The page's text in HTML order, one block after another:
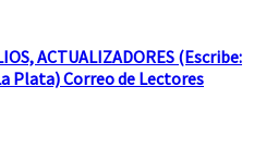
ACTUALIZADORES (Escribe:
Plata) Correo de Lectores